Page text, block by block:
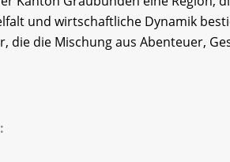
und wirtschaftliche Dynamik
die die Mischung aus Abenteuer,